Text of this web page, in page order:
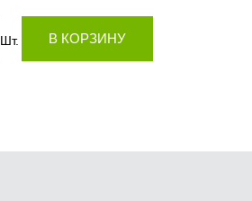
Шт. В КОРЗИНУ